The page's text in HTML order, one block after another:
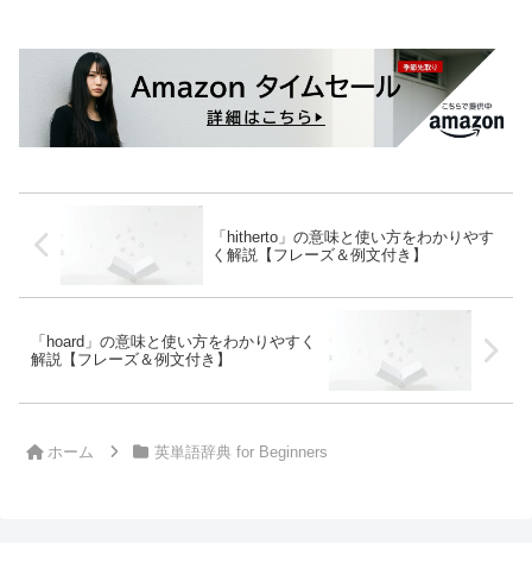
「hitherto」の意味と使い方をわかりやす
く解説【フレーズ＆例文付き】
「hoard」の意味と使い方をわかりやすく
解説【フレーズ＆例文付き】
ホーム 英単語辞典 for Beginners